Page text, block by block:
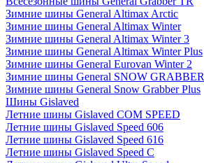
Зимние шины General Altimax Arctic
Зимние шины General Altimax Winter
Зимние шины General Altimax Winter 3
Зимние шины General Altimax Winter Plus
Зимние шины General Eurovan Winter 2
Зимние шины General SNOW GRABBER
Зимние шины General Snow Grabber Plus
Шины Gislaved
Летние шины Gislaved COM SPEED
Летние шины Gislaved Speed 606
Летние шины Gislaved Speed 616
Летние шины Gislaved Speed C